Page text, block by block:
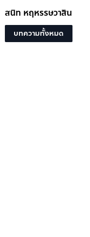
สนิท หฤหรรษวาสิน
บทความทั้งหมด